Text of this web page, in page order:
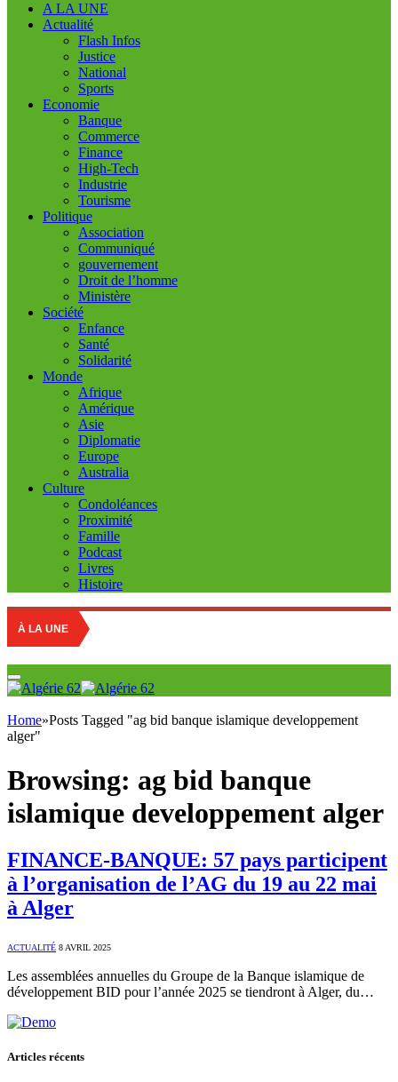
A LA UNE
Actualité
Flash Infos
Justice
National
Sports
Economie
Banque
Commerce
Finance
High-Tech
Industrie
Tourisme
Politique
Association
Communiqué
gouvernement
Droit de l’homme
Ministère
Société
Enfance
Santé
Solidarité
Monde
Afrique
Amérique
Asie
Diplomatie
Europe
Australia
Culture
Condoléances
Proximité
Famille
Podcast
Livres
Histoire
À LA UNE
Home»Posts Tagged "ag bid banque islamique developpement
alger"
Browsing: ag bid banque
islamique developpement alger
FINANCE-BANQUE: 57 pays participent
à l’organisation de l’AG du 19 au 22 mai
à Alger
ACTUALITÉ 8 AVRIL 2025
Les assemblées annuelles du Groupe de la Banque islamique de
développement BID pour l’année 2025 se tiendront à Alger, du…
Articles récents